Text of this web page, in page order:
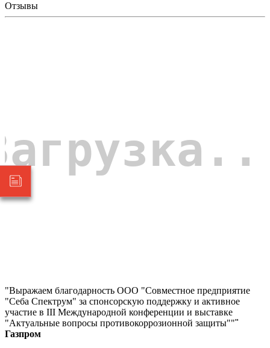
Отзывы
"Выражаем благодарность ООО "Совместное предприятие
"Себа Спектрум" за спонсорскую поддержку и активное
участие в III Международной конференции и выставке
"Актуальные вопросы противокоррозионной защиты"""
Газпром